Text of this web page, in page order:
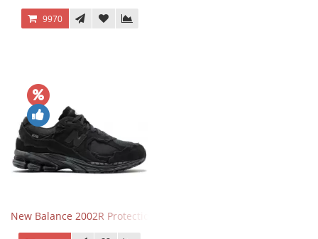
9970
New Balance 2002R Protection Phantom Black